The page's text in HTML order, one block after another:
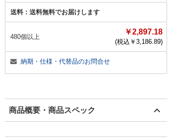
送料： 送料無料でお届けします
480個以上
￥2,897.18
(税込￥ 3,186.89)
納期・仕様・代替品のお問合せ
商品概要・商品スペック